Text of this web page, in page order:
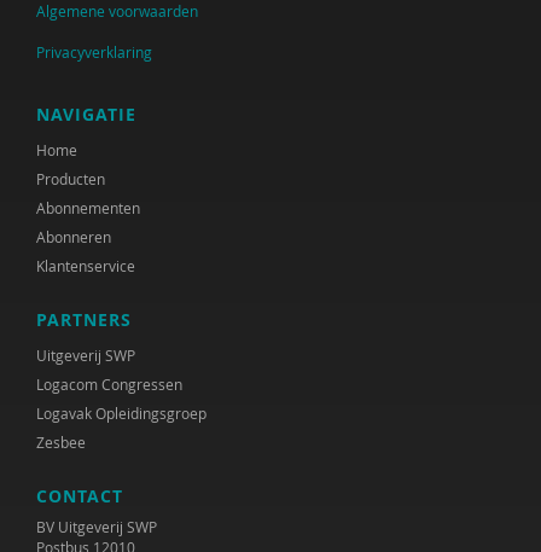
Algemene voorwaarden
Privacyverklaring
NAVIGATIE
Home
Producten
Abonnementen
Abonneren
Klantenservice
PARTNERS
Uitgeverij SWP
Logacom Congressen
Logavak Opleidingsgroep
Zesbee
CONTACT
BV Uitgeverij SWP
Postbus 12010